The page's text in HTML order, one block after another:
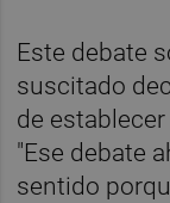
Este debate
suscitado
de
"Ese debate
sentido